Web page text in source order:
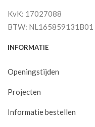
KvK: 17027088
BTW: NL165859131B01
INFORMATIE
Openingstijden
Projecten
Informatie bestellen